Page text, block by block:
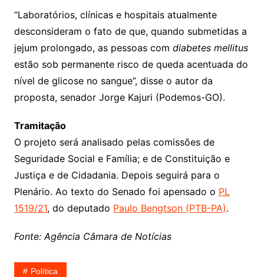
“Laboratórios, clínicas e hospitais atualmente
desconsideram o fato de que, quando submetidas a
jejum prolongado, as pessoas com diabetes mellitus
estão sob permanente risco de queda acentuada do
nível de glicose no sangue”, disse o autor da
proposta, senador Jorge Kajuri (Podemos-GO).
Tramitação
O projeto será analisado pelas comissões de
Seguridade Social e Família; e de Constituição e
Justiça e de Cidadania. Depois seguirá para o
Plenário. Ao texto do Senado foi apensado o PL
1519/21, do deputado Paulo Bengtson (PTB-PA).
Fonte: Agência Câmara de Notícias
Política